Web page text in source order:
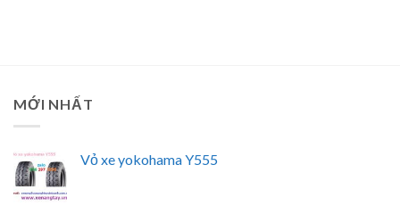
MỚI NHẤT
Vỏ xe yokohama Y555